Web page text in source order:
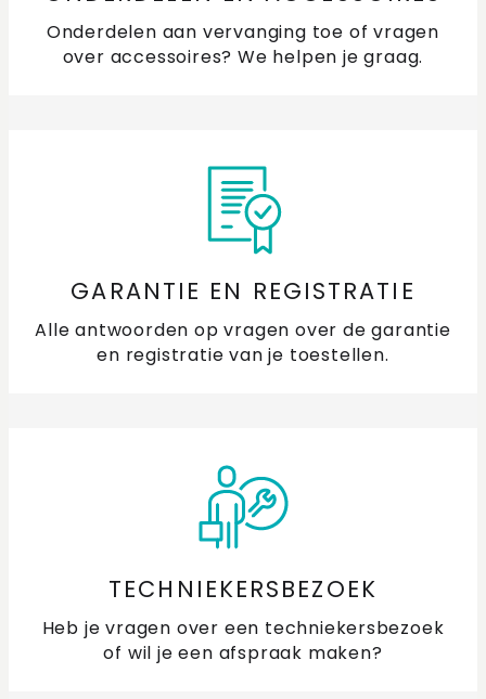
Onderdelen aan vervanging toe of vragen
over accessoires? We helpen je graag.
GARANTIE EN REGISTRATIE
Alle antwoorden op vragen over de garantie
en registratie van je toestellen.
TECHNIEKERSBEZOEK
Heb je vragen over een techniekersbezoek
of wil je een afspraak maken?